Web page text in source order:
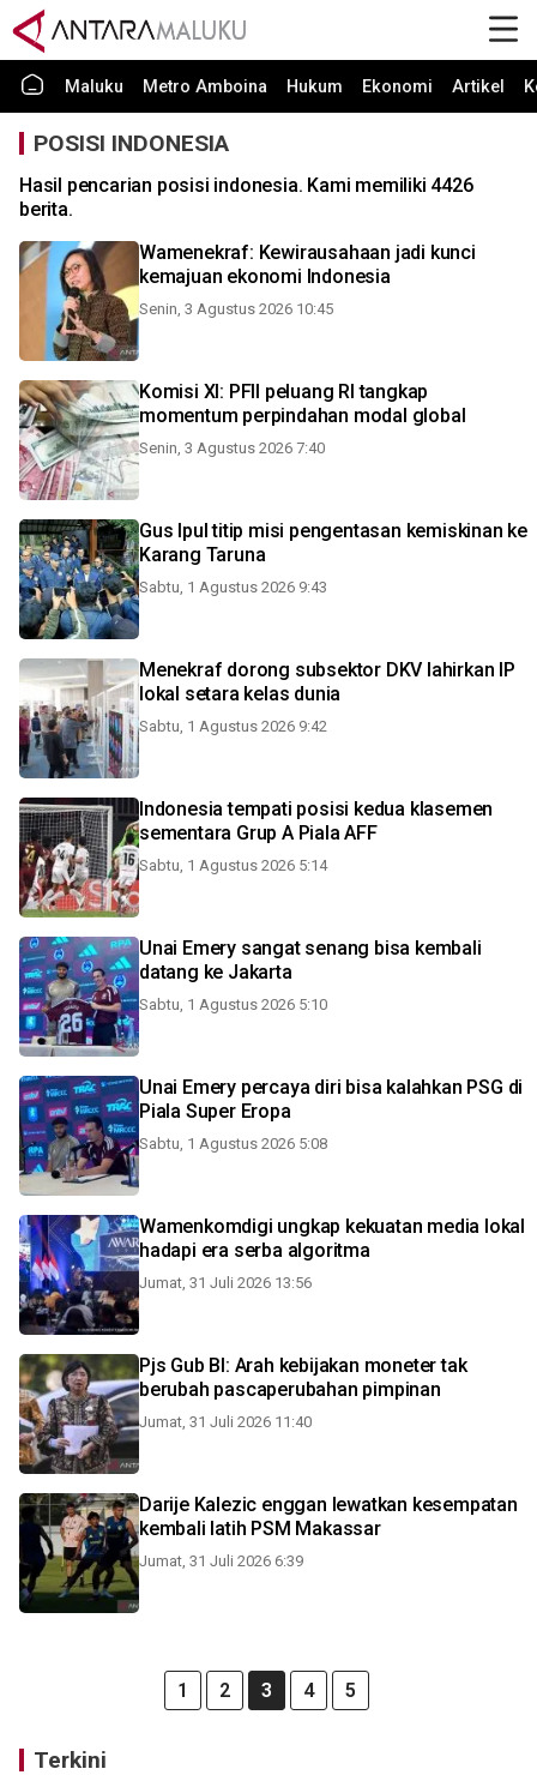
Maluku Metro Amboina Hukum Ekonomi Artikel
POSISI INDONESIA
Hasil pencarian posisi indonesia. Kami memiliki 4426
berita.
Wamenekraf: Kewirausahaan jadi kunci
kemajuan ekonomi Indonesia
Senin, 3 Agustus 2026 10:45
Komisi XI: PFII peluang RI tangkap
momentum perpindahan modal global
Senin, 3 Agustus 2026 7:40
Gus Ipul titip misi pengentasan kemiskinan ke
Karang Taruna
Sabtu, 1 Agustus 2026 9:43
Menekraf dorong subsektor DKV lahirkan IP
lokal setara kelas dunia
Sabtu, 1 Agustus 2026 9:42
Indonesia tempati posisi kedua klasemen
sementara Grup A Piala AFF
Sabtu, 1 Agustus 2026 5:14
Unai Emery sangat senang bisa kembali
datang ke Jakarta
Sabtu, 1 Agustus 2026 5:10
Unai Emery percaya diri bisa kalahkan PSG di
Piala Super Eropa
Sabtu, 1 Agustus 2026 5:08
Wamenkomdigi ungkap kekuatan media lokal
hadapi era serba algoritma
Jumat, 31 Juli 2026 13:56
Pjs Gub BI: Arah kebijakan moneter tak
berubah pascaperubahan pimpinan
Jumat, 31 Juli 2026 11:40
Darije Kalezic enggan lewatkan kesempatan
kembali latih PSM Makassar
Jumat, 31 Juli 2026 6:39
1 2 3 4 5
Terkini